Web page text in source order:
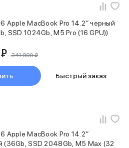
трекеры
для iPhone
для гаджетов
ДУ
для игровых приставок
Huawei
Apple MacBook Pro 14.2″ черный
SSD 1024Gb, M5 Pro (16 GPU))
341 990 ₽
Быстрый заказ
Apple MacBook Pro 14.2″
(36Gb, SSD 2048Gb, M5 Max (32